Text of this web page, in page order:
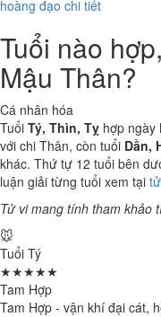
hoàng đạo chi tiết
Tuổi nào
Mậu Thân?
Cá nhân hóa
Tuổi Tý, Thìn, Tỵ hợp ngày
với chi Thân, còn tuổi Dần,
khác. Thứ tự 12 tuổi bên
luận giải từng tuổi xem tại
Tử vi mang tính tham khảo
🐭
Tuổi Tý
★★★★★
Tam Hợp
Tam Hợp - vận khí đại cát,